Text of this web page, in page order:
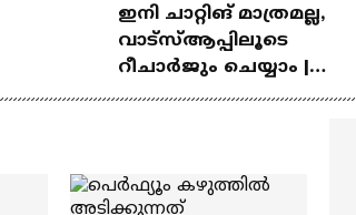
ഇനി ചാറ്റിങ് മാത്രമല്ല,
വാട്‌സ്‌ആപ്പിലൂടെ
റീചാർജും ചെയ്യാം |